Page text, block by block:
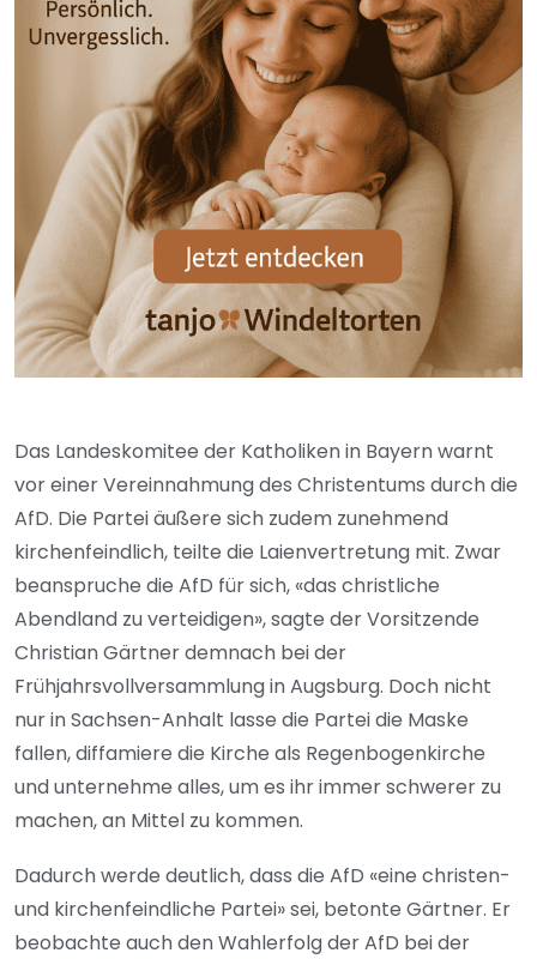
Das Landeskomitee der Katholiken in Bayern warnt
vor einer Vereinnahmung des Christentums durch die
AfD. Die Partei äußere sich zudem zunehmend
kirchenfeindlich, teilte die Laienvertretung mit. Zwar
beanspruche die AfD für sich, «das christliche
Abendland zu verteidigen», sagte der Vorsitzende
Christian Gärtner demnach bei der
Frühjahrsvollversammlung in Augsburg. Doch nicht
nur in Sachsen-Anhalt lasse die Partei die Maske
fallen, diffamiere die Kirche als Regenbogenkirche
und unternehme alles, um es ihr immer schwerer zu
machen, an Mittel zu kommen.
Dadurch werde deutlich, dass die AfD «eine christen-
und kirchenfeindliche Partei» sei, betonte Gärtner. Er
beobachte auch den Wahlerfolg der AfD bei der